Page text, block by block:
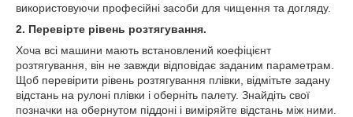
використовуючи професійні засоби для чищення та догляду.
2. Перевірте рівень розтягування.
Хоча всі машини мають встановлений коефіцієнт
розтягування, він не завжди відповідає заданим параметрам.
Щоб перевірити рівень розтягування плівки, відмітьте задану
відстань на рулоні плівки і оберніть палету. Знайдіть свої
позначки на обернутом піддоні і виміряйте відстань між ними.